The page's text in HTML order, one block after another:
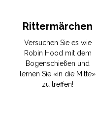
Rittermärchen
Versuchen Sie es wie
Robin Hood mit dem
Bogenschießen und
lernen Sie «in die Mitte»
zu treffen!